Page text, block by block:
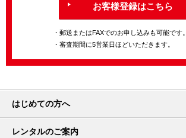
お客様登録はこちら
・郵送またはFAXでのお申し込みも可能です。
・審査期間に5営業日ほどいただきます。
はじめての方へ
レンタルのご案内